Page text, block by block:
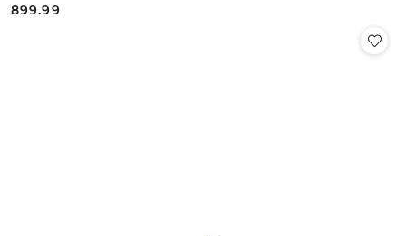
Cena:
899.99